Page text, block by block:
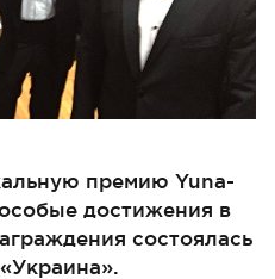
премию Yuna-
достижения в
состоялась